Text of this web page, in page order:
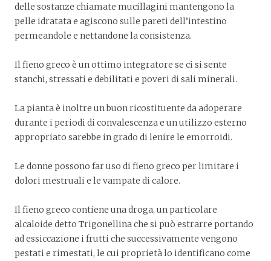
delle sostanze chiamate mucillagini mantengono la
pelle idratata e agiscono sulle pareti dell’intestino
permeandole e nettandone la consistenza.
Il fieno greco è un ottimo integratore se ci si sente
stanchi, stressati e debilitati e poveri di sali minerali.
La pianta è inoltre un buon ricostituente da adoperare
durante i periodi di convalescenza e un utilizzo esterno
appropriato sarebbe in grado di lenire le emorroidi.
Le donne possono far uso di fieno greco per limitare i
dolori mestruali e le vampate di calore.
Il fieno greco contiene una droga, un particolare
alcaloide detto Trigonellina che si può estrarre portando
ad essiccazione i frutti che successivamente vengono
pestati e rimestati, le cui proprietà lo identificano come